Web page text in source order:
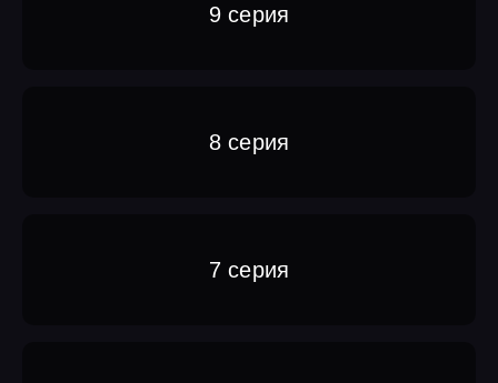
9 серия
8 серия
7 серия